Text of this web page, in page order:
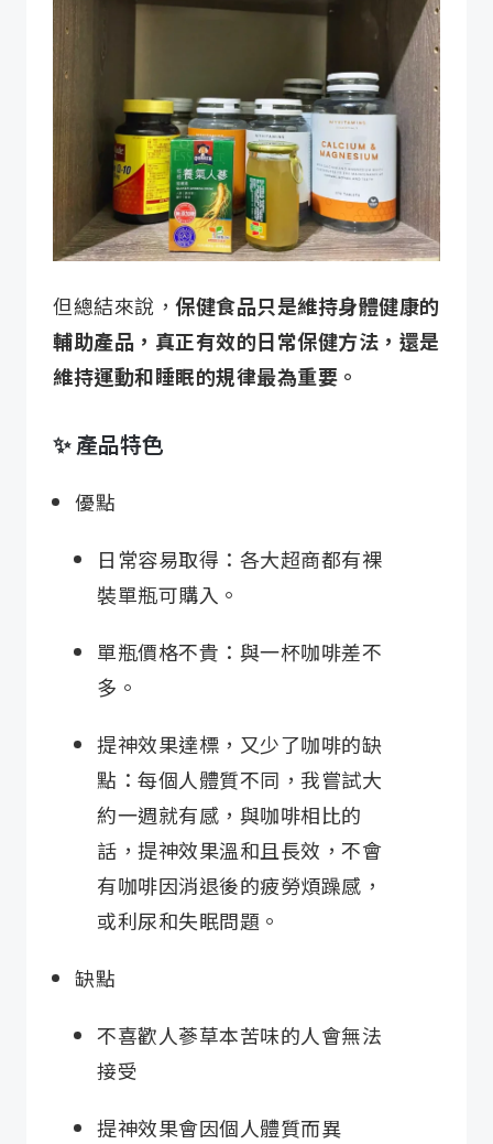
但總結來說， 保健食品只是維持身體健康的
輔助產品，真正有效的日常保健方法，還是
維持運動和睡眠的規律最為重要。
✨ 產品特色
優點
日常容易取得：各大超商都有裸
裝單瓶可購入。
單瓶價格不貴：與一杯咖啡差不
多。
提神效果達標，又少了咖啡的缺
點：每個人體質不同，我嘗試大
約一週就有感，與咖啡相比的
話，提神效果溫和且長效，不會
有咖啡因消退後的疲勞煩躁感，
或利尿和失眠問題。
缺點
不喜歡人蔘草本苦味的人會無法
接受
提神效果會因個人體質而異